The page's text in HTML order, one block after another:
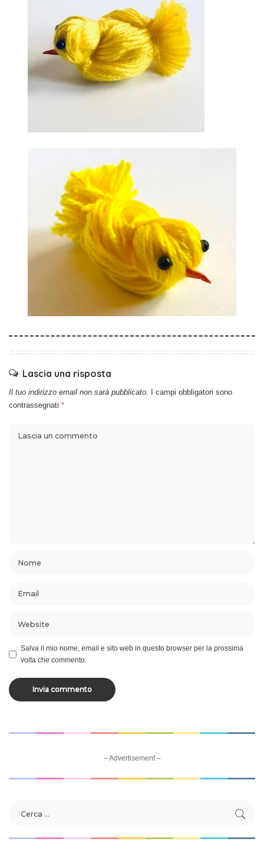
Lascia una risposta
Il tuo indirizzo email non sarà pubblicato.
I campi obbligatori sono
contrassegnati *
Salva il mio nome, email e sito web in questo browser per la prossima
volta che commento.
– Advertisement –